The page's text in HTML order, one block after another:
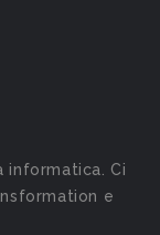
informatica. Ci
e